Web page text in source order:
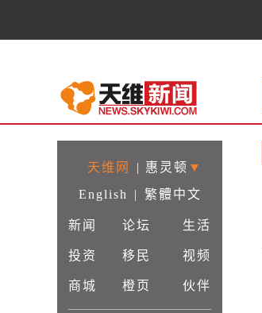
天维网 | 惠灵顿 ▼
English
| 繁體中文
新闻 论坛 生活
投资 移民 视频
商城 橙页 伙伴